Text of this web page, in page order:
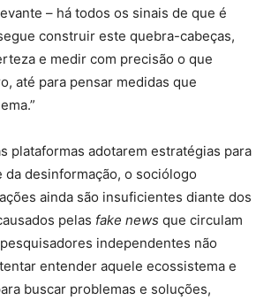
– há todos os sinais de que é
construir este quebra-cabeças,
e medir com precisão o que
até para pensar medidas que
plataformas adotarem estratégias para
da desinformação, o sociólogo
ainda são insuficientes diante dos
pelas fake news que circulam
independentes não
entender aquele ecossistema e
buscar problemas e soluções,